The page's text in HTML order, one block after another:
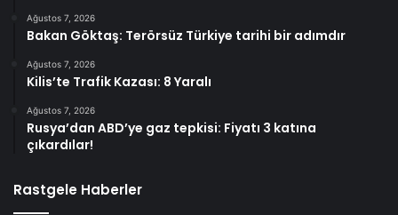
Ağustos 7, 2026
Bakan Göktaş: Terörsüz Türkiye tarihi bir adımdır
Ağustos 7, 2026
Kilis’te Trafik Kazası: 8 Yaralı
Ağustos 7, 2026
Rusya’dan ABD’ye gaz tepkisi: Fiyatı 3 katına
çıkardılar!
Rastgele Haberler